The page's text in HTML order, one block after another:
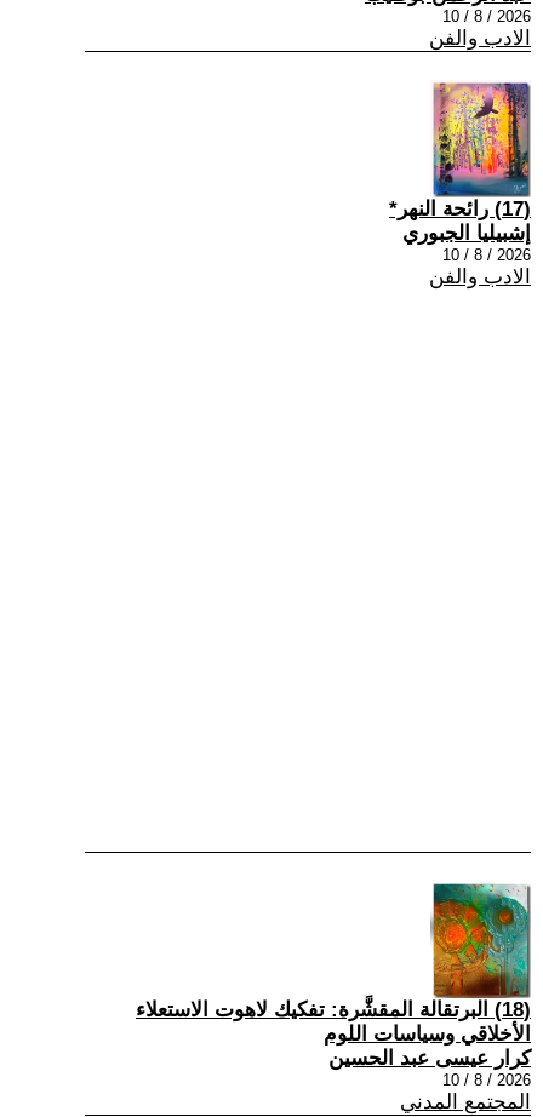
2026 / 8 / 10
الادب والفن
(17) رائحة النهر*
إشبيليا الجبوري
2026 / 8 / 10
الادب والفن
(18) البرتقالة المقشَّرة: تفكيك لاهوت الاستعلاء
الأخلاقي وسياسات اللوم
كرار عيسى عبد الحسين
2026 / 8 / 10
المجتمع المدني